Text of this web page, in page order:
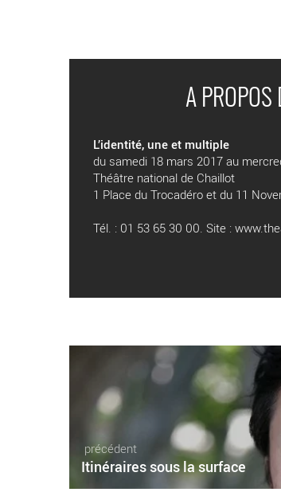
A PROPOS
L’identité, une et multiple
du samedi 18 mars 2017 au
Théâtre national de Chaillot
1 Place du Trocadéro et du 11
Tél. : 01 53 65 30 00. Site :
précédent
Itinéraires sous la surface